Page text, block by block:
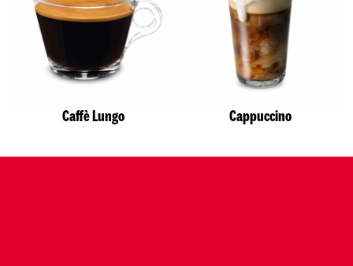
Caffè Lungo Cappuccino